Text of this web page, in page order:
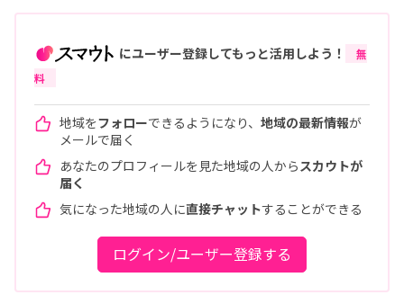
にユーザー登録してもっと活用しよう！
無
料
地域をフォローできるようになり、 地域の最新情報が
メールで届く
あなたのプロフィールを見た地域の人から スカウトが
届く
気になった地域の人に直接チャットすることができる
ログイン/ユーザー登録する